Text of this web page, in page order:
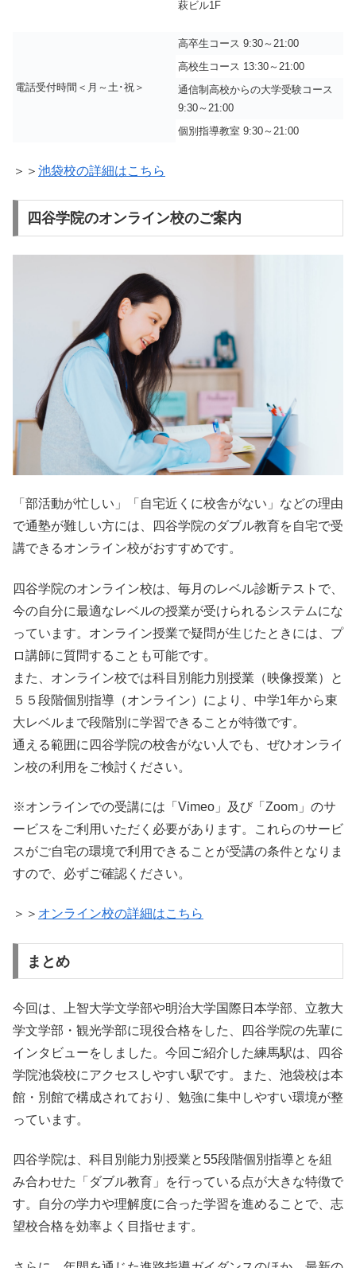
萩ビル1F
電話受付時間＜月～土･祝＞
高卒生コース 9:30～21:00
高校生コース 13:30～21:00
通信制高校からの大学受験コース
9:30～21:00
個別指導教室 9:30～21:00
＞＞ 池袋校の詳細はこちら
四谷学院のオンライン校のご案内
「部活動が忙しい」「自宅近くに校舎がない」などの理由
で通塾が難しい方には、四谷学院のダブル教育を自宅で受
講できるオンライン校がおすすめです。
四谷学院のオンライン校は、毎月のレベル診断テストで、
今の自分に最適なレベルの授業が受けられるシステムにな
っています。オンライン授業で疑問が生じたときには、プ
ロ講師に質問することも可能です。
また、オンライン校では科目別能力別授業（映像授業）と
５５段階個別指導（オンライン）により、中学1年から東
大レベルまで段階別に学習できることが特徴です。
通える範囲に四谷学院の校舎がない人でも、ぜひオンライ
ン校の利用をご検討ください。
※オンラインでの受講には「Vimeo」及び「Zoom」のサ
ービスをご利用いただく必要があります。これらのサービ
スがご自宅の環境で利用できることが受講の条件となりま
すので、必ずご確認ください。
＞＞ オンライン校の詳細はこちら
まとめ
今回は、上智大学文学部や明治大学国際日本学部、立教大
学文学部・観光学部に現役合格をした、四谷学院の先輩に
インタビューをしました。今回ご紹介した練馬駅は、四谷
学院池袋校にアクセスしやすい駅です。また、池袋校は本
館・別館で構成されており、勉強に集中しやすい環境が整
っています。
四谷学院は、科目別能力別授業と55段階個別指導とを組
み合わせた「ダブル教育」を行っている点が大きな特徴で
す。自分の学力や理解度に合った学習を進めることで、志
望校合格を効率よく目指せます。